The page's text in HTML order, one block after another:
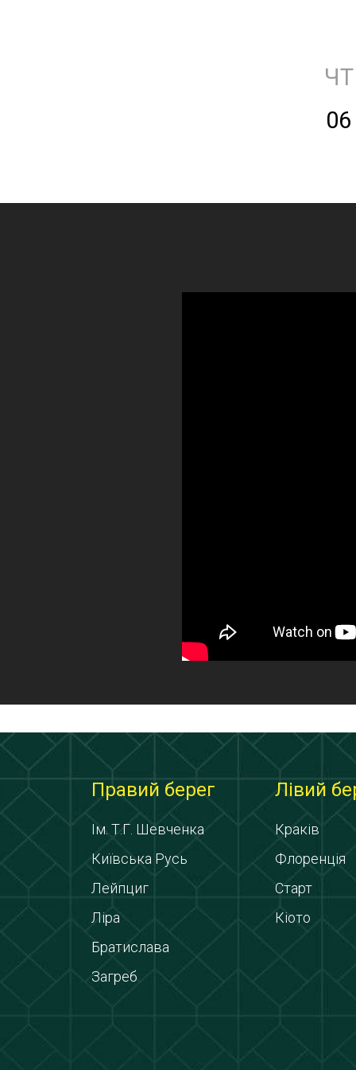
ЧТ
06
Правий берег
Ім. Т.Г. Шевченка
Київська Русь
Лейпциг
Ліра
Братислава
Загреб
Лівий
Краків
Флоренція
Старт
Кіото